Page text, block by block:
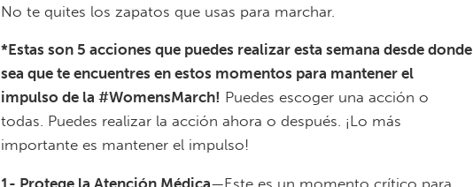
No te quites los zapatos que usas para marchar.
*Estas son 5 acciones que puedes realizar esta semana desde donde
sea que te encuentres en estos momentos para mantener el
impulso de la #WomensMarch! Puedes escoger una acción o
todas. Puedes realizar la acción ahora o después. ¡Lo más
importante es mantener el impulso!